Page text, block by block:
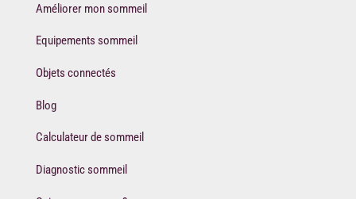
Améliorer mon sommeil
Equipements sommeil
Objets connectés
Blog
Calculateur de sommeil
Diagnostic sommeil